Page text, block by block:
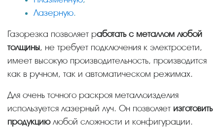
Лазерную.
Газорезка позволяет работать с металлом любой
толщины, не требует подключения к электросети,
имеет высокую производительность, производится
как в ручном, так и автоматическом режимах.
Для очень точного раскроя металлоизделия
используется лазерный луч. Он позволяет изготовить
продукциюлюбой сложности и конфигурации.